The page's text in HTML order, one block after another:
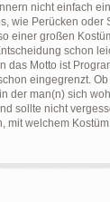
nicht einfach
wie Perücken
einer großen
schon
das Motto ist
eingegrenzt.
der man(n) sich
sollte nicht
mit welchem